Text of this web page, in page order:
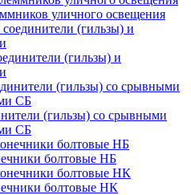
уличного освещения
(гильзы) и
(гильзы) со срывными
СБ
болтовые НБ
болтовые НК